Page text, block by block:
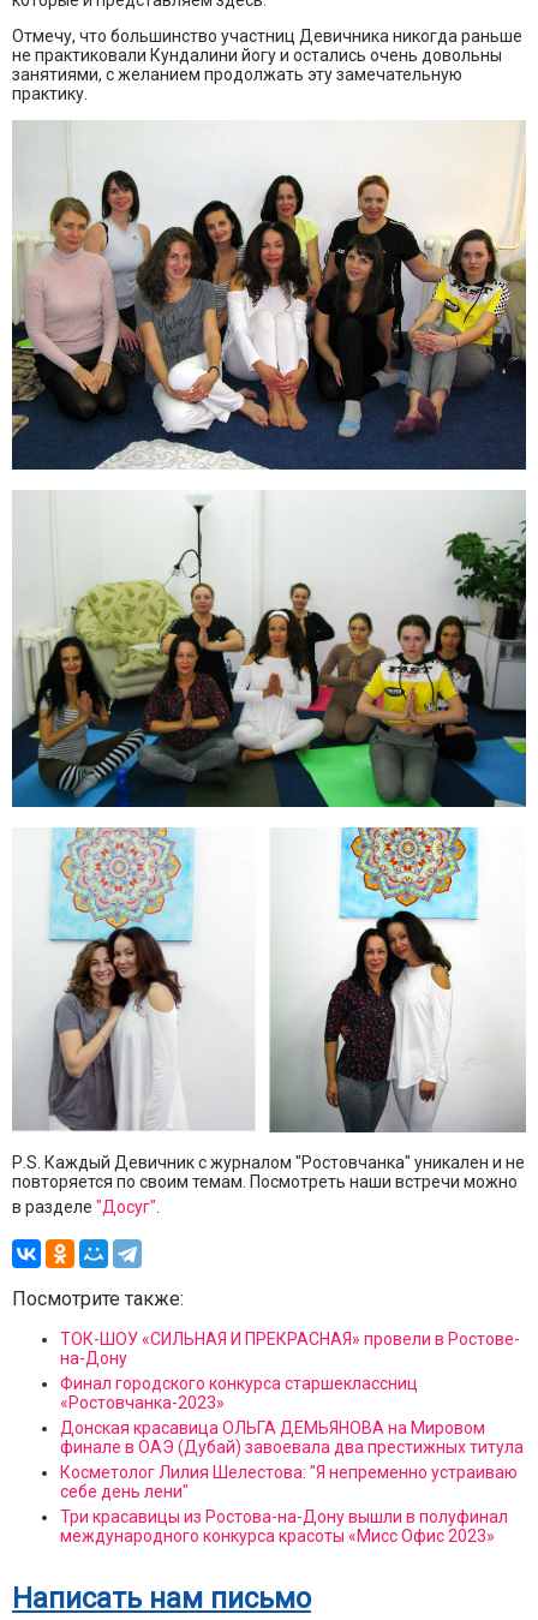
Отмечу, что большинство участниц Девичника никогда раньше
не практиковали Кундалини йогу и остались очень довольны
занятиями, с желанием продолжать эту замечательную
практику.
Р.S. Каждый Девичник с журналом "Ростовчанка" уникален и не
повторяется по своим темам. Посмотреть наши встречи можно
в разделе "Досуг"
Посмотрите также:
ТОК-ШОУ «СИЛЬНАЯ И ПРЕКРАСНАЯ» провели в Ростове-
на-Дону
Финал городского конкурса старшеклассниц
«Ростовчанка-2023»
Донская красавица ОЛЬГА ДЕМЬЯНОВА на Мировом
финале в ОАЭ (Дубай) завоевала два престижных титула
Косметолог Лилия Шелестова: "Я непременно устраиваю
себе день лени"
Три красавицы из Ростова-на-Дону вышли в полуфинал
международного конкурса красоты «Мисс Офис 2023»
Написать нам письмо